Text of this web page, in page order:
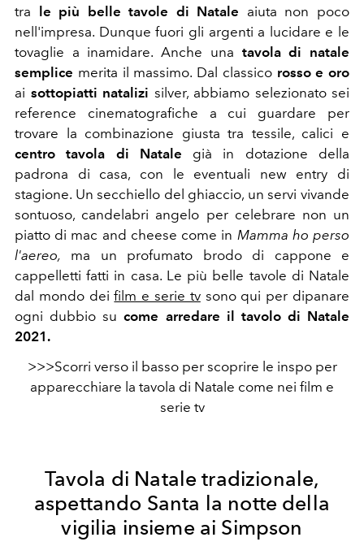
tra le più belle tavole di Natale aiuta non poco
nell'impresa. Dunque fuori gli argenti a lucidare e le
tovaglie a inamidare. Anche una tavola di natale
semplice merita il massimo. Dal classico rosso e oro
ai sottopiatti natalizi silver, abbiamo selezionato sei
reference cinematografiche a cui guardare per
trovare la combinazione giusta tra tessile, calici e
centro tavola di Natale già in dotazione della
padrona di casa, con le eventuali new entry di
stagione. Un secchiello del ghiaccio, un servi vivande
sontuoso, candelabri angelo per celebrare non un
piatto di mac and cheese come in Mamma ho perso
l'aereo, ma un profumato brodo di cappone e
cappelletti fatti in casa. Le più belle tavole di Natale
dal mondo deifilm e serie tvsono qui per dipanare
ogni dubbio sucome arredare il tavolo di Natale
2021.
>>>Scorri verso il basso per scoprire le inspo per
apparecchiare la tavola di Natale come nei film e
serie tv
Tavola di Natale tradizionale,
aspettando Santa la notte della
vigilia insieme ai Simpson